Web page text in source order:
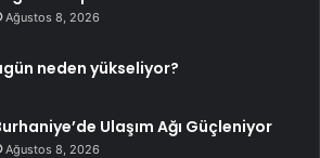
Ağustos 8, 2026
neden yükseliyor?
Ulaşım Ağı Güçleniyor
Ağustos 8, 2026